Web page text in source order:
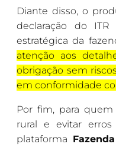
Diante disso, o
declaração do
estratégica da
atenção aos
obrigação sem
em conformidade
Por fim, para
rural e evitar erros
plataforma